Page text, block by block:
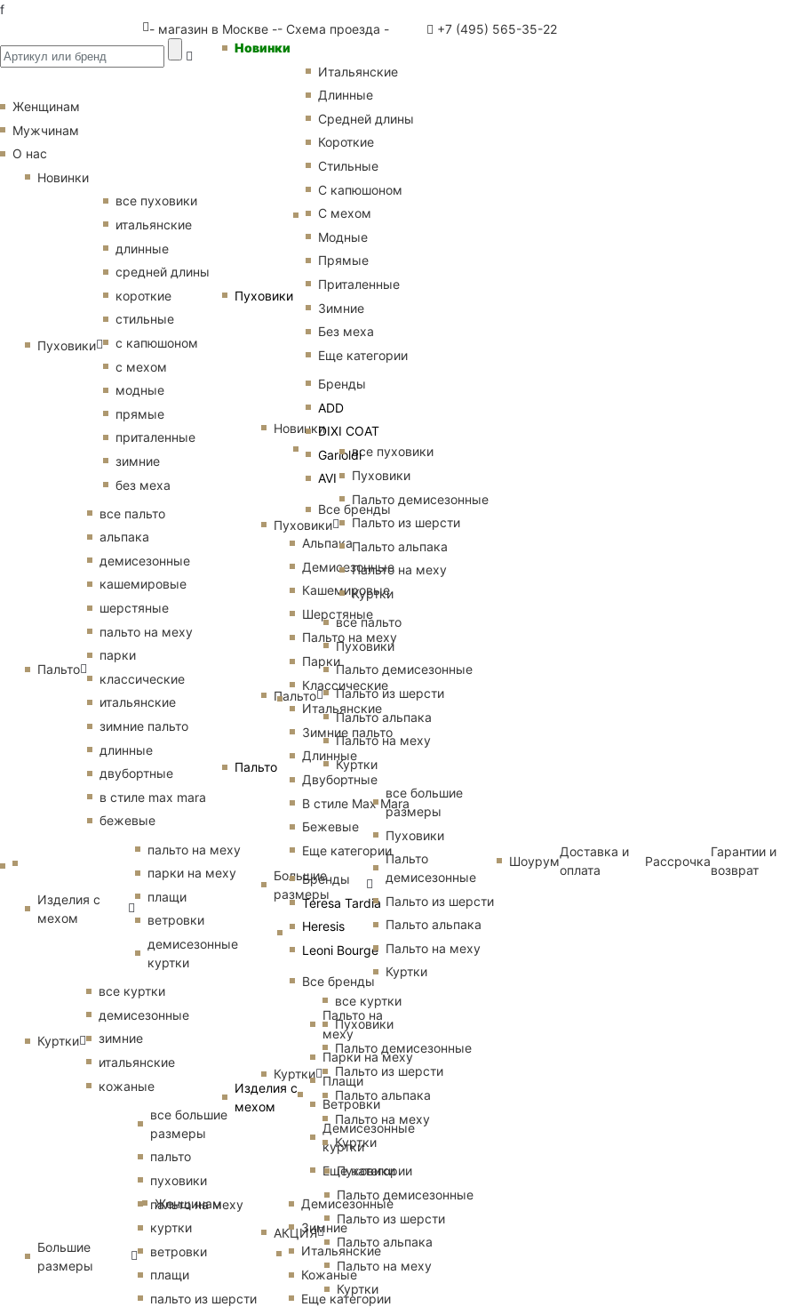
f
- магазин в Москве -- Схема проезда - +7 (495) 565-35-22
Женщинам
Новинки
Пуховики
Итальянские
Длинные
Средней длины
Короткие
Стильные
С капюшоном
С мехом
Модные
Прямые
Приталенные
Зимние
Без меха
Еще категории
Бренды
ADD
DIXI COAT
Garioldi
AVI
Все бренды
Пальто
Альпака
Демисезонные
Кашемировые
Шерстяные
Пальто на меху
Парки
Классические
Итальянские
Зимние пальто
Длинные
Двубортные
В стиле Max Mara
Бежевые
Еще категории
Бренды
Teresa Tardia
Heresis
Leoni Bourge
Все бренды
Изделия с
мехом
Пальто на
меху
Парки на меху
Плащи
Ветровки
Демисезонные
куртки
Еще категории
Демисезонные
Зимние
Итальянские
Кожаные
Еще категории
Женщинам
Мужчинам
О нас
Новинки
Пуховики
все пуховики
итальянские
длинные
средней длины
короткие
стильные
с капюшоном
с мехом
модные
прямые
приталенные
зимние
без меха
Пальто
все пальто
альпака
демисезонные
кашемировые
шерстяные
пальто на меху
парки
классические
итальянские
зимние пальто
длинные
двубортные
в стиле max mara
бежевые
Изделия с
мехом
пальто на меху
парки на меху
плащи
ветровки
демисезонные
куртки
Куртки
все куртки
демисезонные
зимние
итальянские
кожаные
Большие
размеры
все большие
размеры
пальто
пуховики
пальто на меху
куртки
ветровки
плащи
пальто из шерсти
Новинки
Пуховики
все пуховики
Пуховики
Пальто демисезонные
Пальто из шерсти
Пальто альпака
Пальто на меху
Куртки
Пальто
все пальто
Пуховики
Пальто демисезонные
Пальто из шерсти
Пальто альпака
Пальто на меху
Куртки
Большие
размеры
все большие
размеры
Пуховики
Пальто
демисезонные
Пальто из шерсти
Пальто альпака
Пальто на меху
Куртки
Куртки
все куртки
Пуховики
Пальто демисезонные
Пальто из шерсти
Пальто альпака
Пальто на меху
Куртки
АКЦИЯ
Пуховики
Пальто демисезонные
Пальто из шерсти
Пальто альпака
Пальто на меху
Куртки
Шоурум
Доставка и
оплата
Рассрочка
Гарантии и
возврат